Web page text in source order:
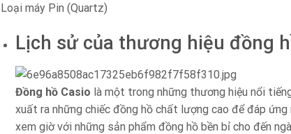
Loại máy Pin (Quartz)
Lịch sử của thương hiệu đồng
Đồng hồ Casio là một trong những thương hiệu nổi
xuất ra những chiếc đồng hồ chất lượng cao để đáp
xem giờ với những sản phẩm đồng hồ bền bỉ cho đến